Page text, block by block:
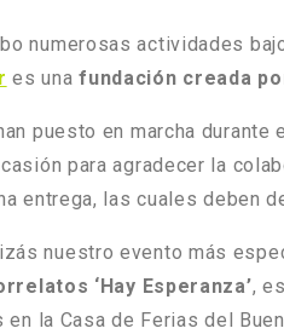
numerosas actividades
es unafundación creada
puesto en marcha
para agradecer la
entrega, las cuales deben
nuestro evento más
‘Hay Esperanza’,
la Casa de Ferias del